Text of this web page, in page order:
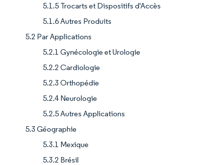
5.1.5 Trocarts et Dispositifs d'Accès
5.1.6 Autres Produits
5.2 Par Applications
5.2.1 Gynécologie et Urologie
5.2.2 Cardiologie
5.2.3 Orthopédie
5.2.4 Neurologie
5.2.5 Autres Applications
5.3 Géographie
5.3.1 Mexique
5.3.2 Brésil